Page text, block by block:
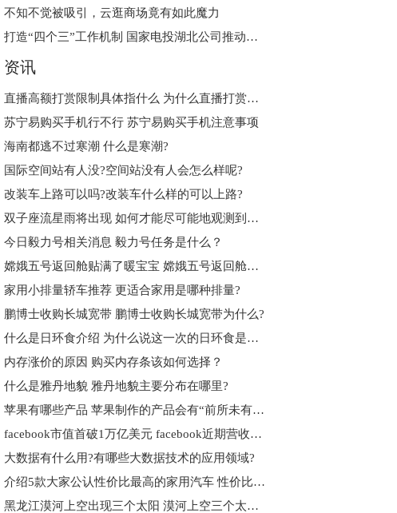
不知不觉被吸引，云逛商场竟有如此魔力
打造“四个三”工作机制 国家电投湖北公司推动主题教育走深向实
资讯
直播高额打赏限制具体指什么 为什么直播打赏将设置冷静期 ?
苏宁易购买手机行不行 苏宁易购买手机注意事项
海南都逃不过寒潮 什么是寒潮?
国际空间站有人没?空间站没有人会怎么样呢?
改装车上路可以吗?改装车什么样的可以上路?
双子座流星雨将出现 如何才能尽可能地观测到更多的流星呢?
今日毅力号相关消息 毅力号任务是什么？
嫦娥五号返回舱贴满了暖宝宝 嫦娥五号返回舱何时回来
家用小排量轿车推荐 更适合家用是哪种排量?
鹏博士收购长城宽带 鹏博士收购长城宽带为什么?
什么是日环食介绍 为什么说这一次的日环食是本世纪最美的呢?
内存涨价的原因 购买内存条该如何选择？
什么是雅丹地貌 雅丹地貌主要分布在哪里?
苹果有哪些产品 苹果制作的产品会有“前所未有的体验”为什么?
facebook市值首破1万亿美元 facebook近期营收状况如何?
大数据有什么用?有哪些大数据技术的应用领域?
介绍5款大家公认性价比最高的家用汽车 性价比高的车怎么选?
黑龙江漠河上空出现三个太阳 漠河上空三个太阳的成因分析